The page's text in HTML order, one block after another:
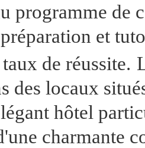
programme de
et
de réussite.
des locaux
hôtel
charmante